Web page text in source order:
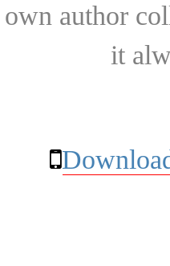
author
it